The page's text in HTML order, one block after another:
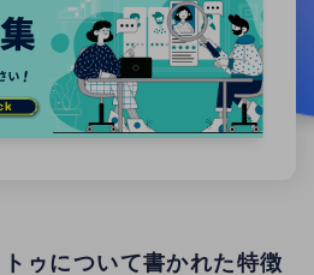
ゥについて書かれた特徴